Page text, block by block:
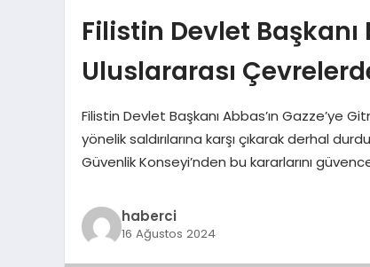
Filistin Devlet Başkanı
Uluslararası
Filistin Devlet Başkanı Abbas’ın Gazze’ye
yönelik saldırılarına karşı çıkarak derhal
Güvenlik Konseyi’nden bu kararlarını
haberci
16 Ağustos 2024